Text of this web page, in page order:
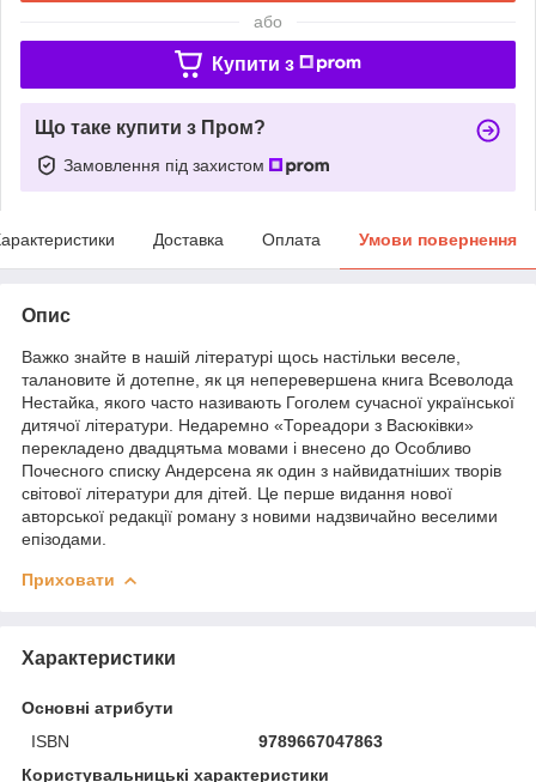
або
Купити з
Що таке купити з Пром?
Замовлення під захистом
Доставка Оплата Умови повернення
Опис
Важко знайте в нашій літературі щось настільки веселе,
талановите й дотепне, як ця неперевершена книга Всеволода
Нестайка, якого часто називають Гоголем сучасної української
дитячої літератури. Недаремно «Тореадори з Васюківки»
перекладено двадцятьма мовами і внесено до Особливо
Почесного списку Андерсена як один з найвидатніших творів
світової літератури для дітей. Це перше видання нової
авторської редакції роману з новими надзвичайно веселими
епізодами.
Приховати
Характеристики
Основні атрибути
ISBN
9789667047863
Користувальницькі характеристики